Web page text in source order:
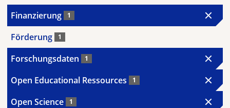
Finanzierung 1
Förderung 1
Forschungsdaten 1
Open Educational Ressources 1
Open Science 1